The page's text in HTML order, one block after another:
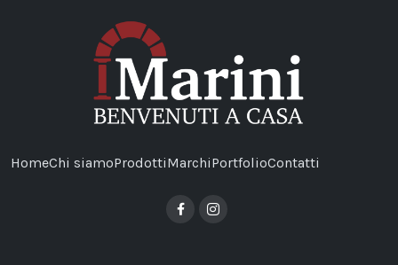
HomeChi siamoProdottiMarchiPortfolioContatti